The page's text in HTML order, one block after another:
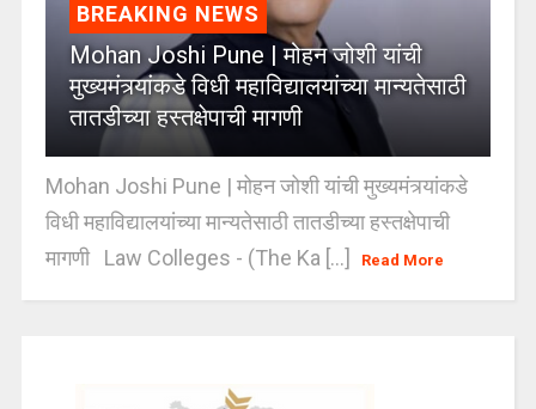
BREAKING NEWS
Mohan Joshi Pune | मोहन जोशी यांची
मुख्यमंत्र्यांकडे विधी महाविद्यालयांच्या मान्यतेसाठी
तातडीच्या हस्तक्षेपाची मागणी
Mohan Joshi Pune | मोहन जोशी यांची मुख्यमंत्र्यांकडे
विधी महाविद्यालयांच्या मान्यतेसाठी तातडीच्या हस्तक्षेपाची
मागणी Law Colleges - (The Ka [...]
Read More